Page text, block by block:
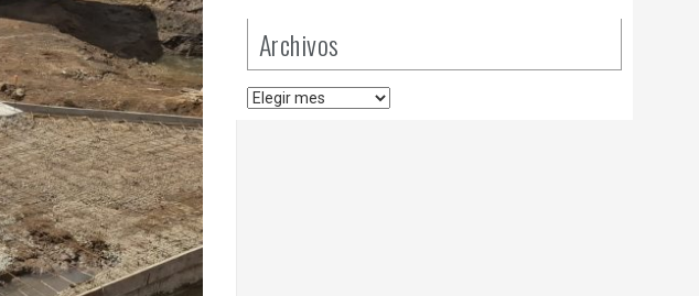
Archivos
Archivos